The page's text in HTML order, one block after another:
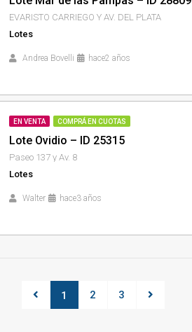
EVARISTO CARRIEGO Y AV. DEL PLATA
Lotes
Andrea Bovelli hace2 años
EN VENTA COMPRÁ EN CUOTAS
Lote Ovidio – ID 25315
Paseo 137 y Av. 8
Lotes
Walter hace3 años
1 2 3